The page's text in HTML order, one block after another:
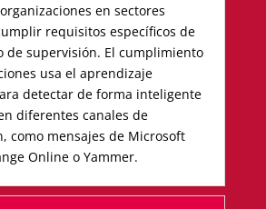
en sectores
requisitos específicos de
de supervisión. El cumplimiento
usa el aprendizaje
detectar de forma inteligente
diferentes canales de
como mensajes de Microsoft
Online o Yammer.